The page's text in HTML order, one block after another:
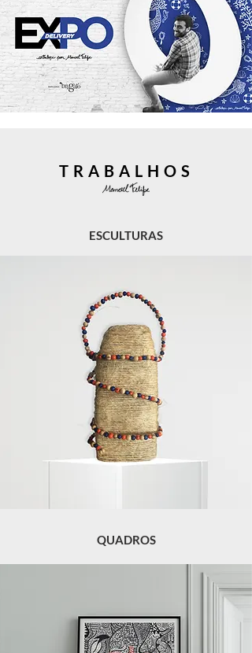
TRABALHOS
ESCULTURAS
QUADROS